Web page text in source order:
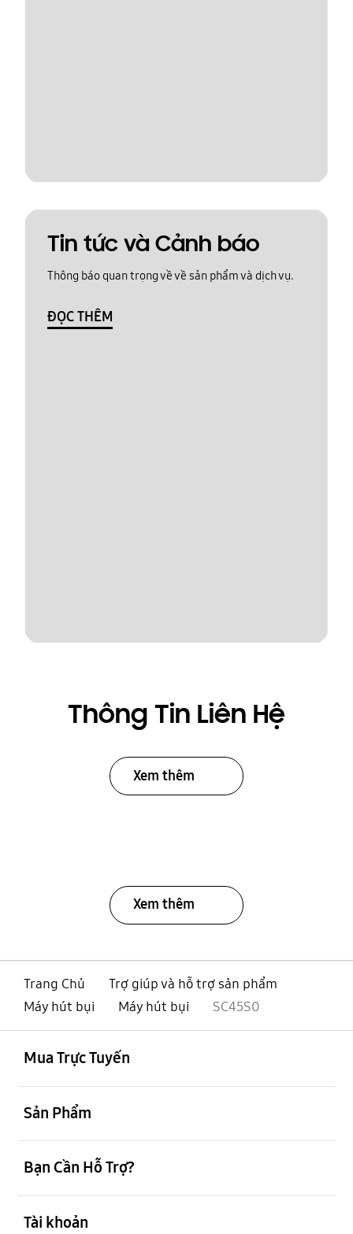
Tin tức và Cảnh báo
Thông báo quan trọng về về sản phẩm và dịch vụ.
ĐỌC THÊM
Thông Tin Liên Hệ
Xem thêm
Xem thêm
Trang Chủ
Trợ giúp và hỗ trợ sản phẩm
Máy hút bụi
Máy hút bụi SC45S0
Mua Trực Tuyến
Sản Phẩm
Bạn Cần Hỗ Trợ?
Tài khoản